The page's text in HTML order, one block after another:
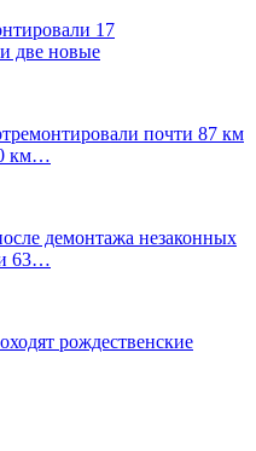
17
две новые
почти 87 км
км…
демонтажа незаконных
63…
рождественские